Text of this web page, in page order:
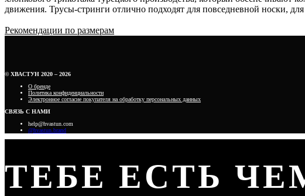
движения. Трусы-стринги отлично подходят для повседневной носки,
Рекомендации по размерам
© ХВАСТУН 2020 – 2026
О бренде
Политика конфиденциальности
Электронное согласие покупателя на обработку персональных данных
СВЯЗЬ С НАМИ
help@hvastun.com
@hvastun.brand
ТЕБЕ ЕСТЬ